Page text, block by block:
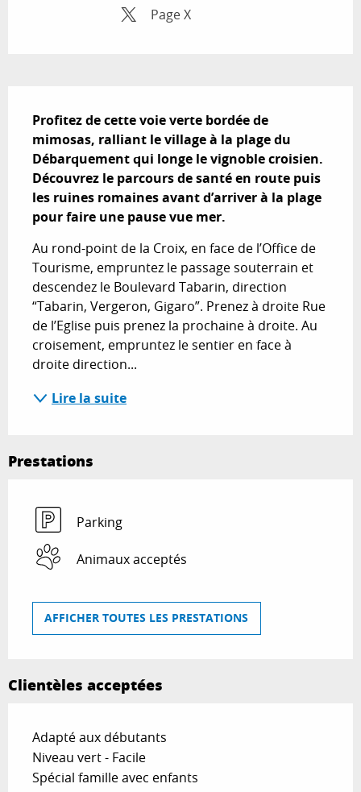
Page X
Profitez de cette voie verte bordée de
mimosas, ralliant le village à la plage du
Débarquement qui longe le vignoble croisien.
Découvrez le parcours de santé en route puis
les ruines romaines avant d’arriver à la plage
pour faire une pause vue mer.
Au rond-point de la Croix, en face de l’Office de
Tourisme, empruntez le passage souterrain et
descendez le Boulevard Tabarin, direction
“Tabarin, Vergeron, Gigaro”. Prenez à droite Rue
de l’Eglise puis prenez la prochaine à droite. Au
croisement, empruntez le sentier en face à
droite direction...
Lire la suite
Prestations
Parking
Animaux acceptés
AFFICHER TOUTES LES PRESTATIONS
Clientèles acceptées
Adapté aux débutants
Niveau vert - Facile
Spécial famille avec enfants